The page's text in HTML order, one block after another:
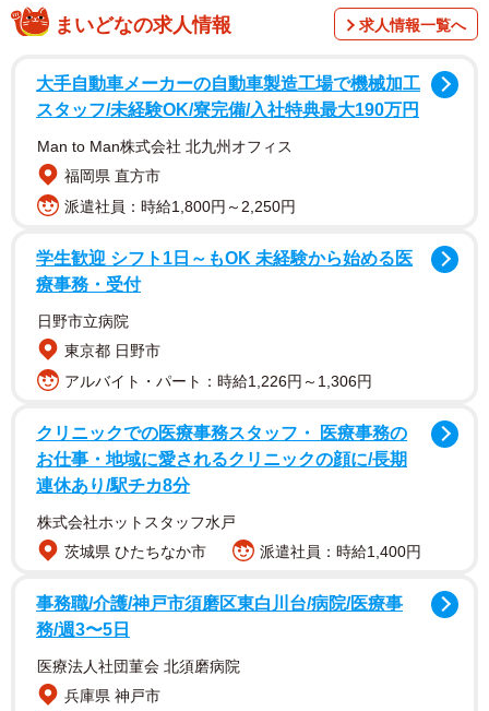
里親募集がきっかけでした。
「三毛猫のるりに目が留まり、さっそく保護猫ハウスへメ
ールで問い合わせると、生後3カ月で母猫に育児放棄された
ため保護されたと知りました。すぐに会いに行くことを決
意。そこで保護猫活動の現状を知ることができたのです。
また、その場で譲渡されるものではなく、慎重に里親が選
まいどなの求人情報 求人情報一覧へ
大手自動車メーカーの自動車製造工場で機械加工
スタッフ/未経験OK/寮完備/入社特典最大190万円
Man to Man株式会社 北九州オフィス
福岡県 直方市
派遣社員：時給1,800円～2,250円
学生歓迎 シフト1日～もOK 未経験から始める医
療事務・受付
日野市立病院
東京都 日野市
アルバイト・パート：時給1,226円～1,306円
クリニックでの医療事務スタッフ・ 医療事務の
お仕事・地域に愛されるクリニックの顔に/長期
連休あり/駅チカ8分
株式会社ホットスタッフ水戸
茨城県 ひたちなか市
派遣社員：時給1,400円
事務職/介護/神戸市須磨区東白川台/病院/医療事
務/週3〜5日
医療法人社団菫会 北須磨病院
兵庫県 神戸市